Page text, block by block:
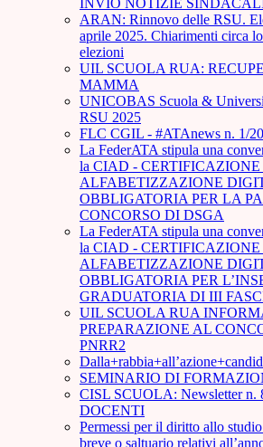
INVIO NOTIZIE
ARAN: Rinnovo delle RSU.
aprile 2025. Chiarimenti circa
elezioni
UIL SCUOLA RUA:
MAMMA
UNICOBAS Scuola &
RSU 2025
FLC CGIL - #ATAnews n. 1/
La FederATA stipula una
la CIAD -
ALFABETIZZAZIONE
OBBLIGATORIA PER LA
CONCORSO DI DSGA
La FederATA stipula una
la CIAD -
ALFABETIZZAZIONE
OBBLIGATORIA PER
GRADUATORIA DI III
UIL SCUOLA RUA
PREPARAZIONE AL
PNRR2
SEMINARIO DI
CISL SCUOLA: Newsletter n.
DOCENTI
Permessi per il diritto allo
breve o saltuario relativi